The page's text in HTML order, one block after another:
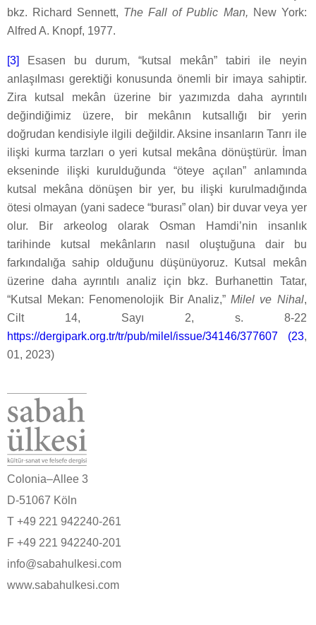
bkz. Richard Sennett, The Fall of Public Man, New York:
Alfred A. Knopf, 1977.
[3]
Esasen bu durum, “kutsal mekân” tabiri ile neyin
anlaşılması gerektiği konusunda önemli bir imaya sahiptir.
Zira kutsal mekân üzerine bir yazımızda daha ayrıntılı
değindiğimiz üzere, bir mekânın kutsallığı bir yerin
doğrudan kendisiyle ilgili değildir. Aksine insanların Tanrı ile
ilişki kurma tarzları o yeri kutsal mekâna dönüştürür. İman
ekseninde ilişki kurulduğunda “öteye açılan” anlamında
kutsal mekâna dönüşen bir yer, bu ilişki kurulmadığında
ötesi olmayan (yani sadece “burası” olan) bir duvar veya yer
olur. Bir arkeolog olarak Osman Hamdi’nin insanlık
tarihinde kutsal mekânların nasıl oluştuğuna dair bu
farkındalığa sahip olduğunu düşünüyoruz. Kutsal mekân
üzerine daha ayrıntılı analiz için bkz. Burhanettin Tatar,
“Kutsal Mekan: Fenomenolojik Bir Analiz,”Milel ve Nihal,
Cilt 14, Sayı 2, s. 8-22
https://dergipark.org.tr/tr/pub/milel/issue/34146/377607 (23,
01, 2023)
Colonia–Allee 3
D-51067 Köln
T +49 221 942240-261
F +49 221 942240-201
info@sabahulkesi.com
www.sabahulkesi.com